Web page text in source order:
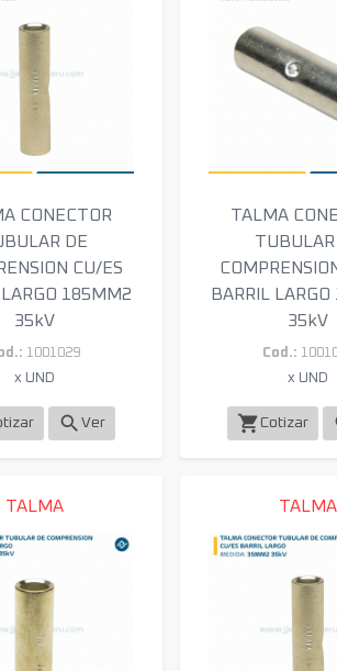
CONECTOR
DE
CU/ES
LARGO 185MM2
35kV
1001029
x UND
searchVer
TALMA
TUBULAR
BARRIL
35kV
Cod.:
x UND
shopping_cart Cotizar
TALMA TALMA